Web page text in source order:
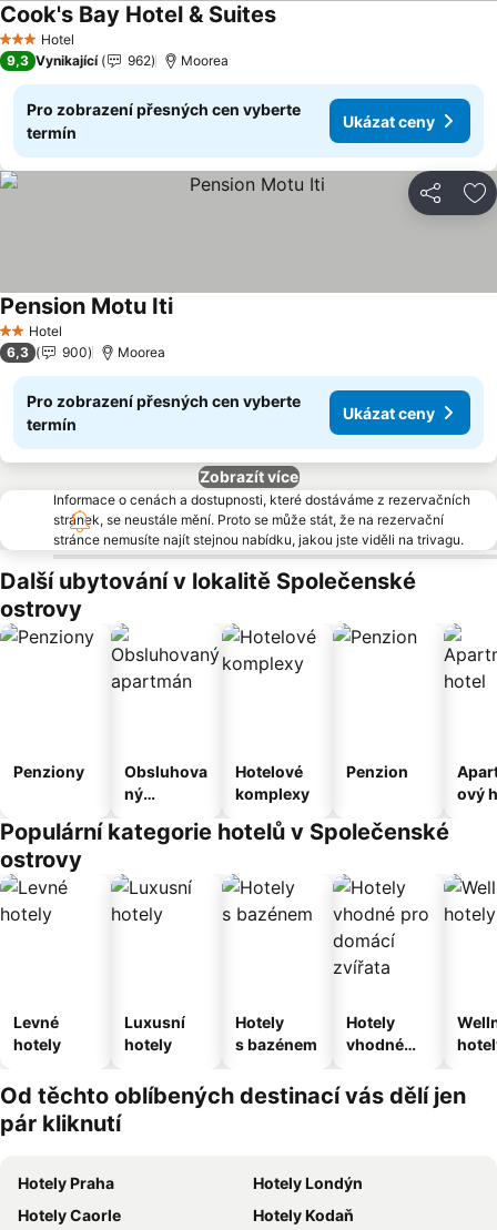
3 Počet hvězdiček
Hotel
Cook's Bay Hotel & SuitesUkázat ceny
9,3 Vynikající 962 Moorea
Pro zobrazení přesných cen vyberte
termín
Ukázat ceny
Sdílet
2 Počet hvězdiček
Hotel
Pension Motu ItiUkázat ceny
6,3 900 Moorea
Pro zobrazení přesných cen vyberte
termín
Ukázat ceny
Zobrazít více
Informace o cenách a dostupnosti, které dostáváme z rezervačních
stránek, se neustále mění. Proto se může stát, že na rezervační
stránce nemusíte najít stejnou nabídku, jakou jste viděli na trivagu.
Další ubytování v lokalitě Společenské
ostrovy
Penziony
Obsluhova
ný
Hotelové
komplexy
Penzion
ový
Populární kategorie hotelů v Společenské
ostrovy
Levné
hotely
Luxusní
hotely
Hotely
s bazénem
Hotely
vhodné
domácí
zvířata
Od těchto oblíbených destinací vás dělí jen
pár kliknutí
Hotely Praha
Hotely Londýn
Hotely Caorle
Hotely Kodaň